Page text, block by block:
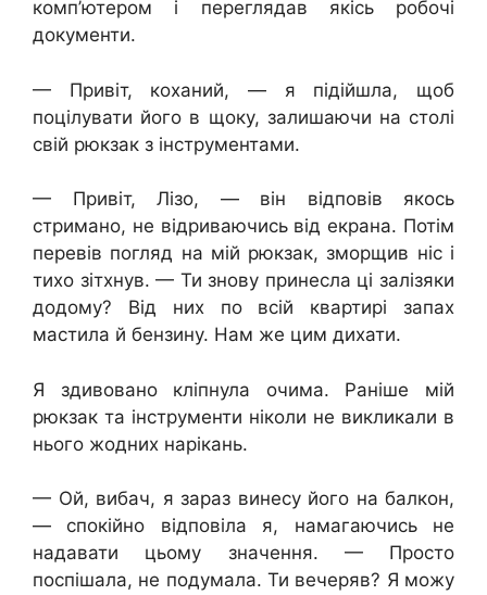
комп’ютером і переглядав якісь робочі
документи.
— Привіт, коханий, — я підійшла, щоб
поцілувати його в щоку, залишаючи на столі
свій рюкзак з інструментами.
— Привіт, Лізо, — він відповів якось
стримано, не відриваючись від екрана. Потім
перевів погляд на мій рюкзак, зморщив ніс і
тихо зітхнув. — Ти знову принесла ці залізяки
додому? Від них по всій квартирі запах
мастила й бензину. Нам же цим дихати.
Я здивовано кліпнула очима. Раніше мій
рюкзак та інструменти ніколи не викликали в
нього жодних нарікань.
— Ой, вибач, я зараз винесу його на балкон,
— спокійно відповіла я, намагаючись не
надавати цьому значення. — Просто
поспішала, не подумала. Ти вечеряв? Я можу